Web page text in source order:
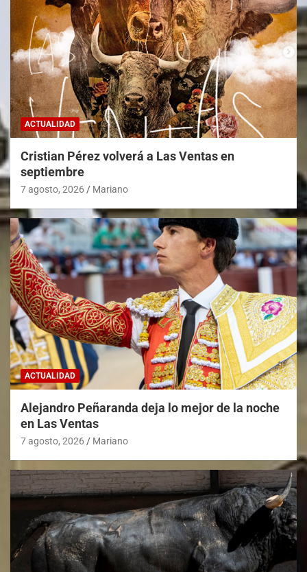
ACTUALIDAD
Cristian Pérez volverá a Las Ventas en
septiembre
7 agosto, 2026 Mariano
ACTUALIDAD
Alejandro Peñaranda deja lo mejor de la noche
en Las Ventas
7 agosto, 2026 Mariano